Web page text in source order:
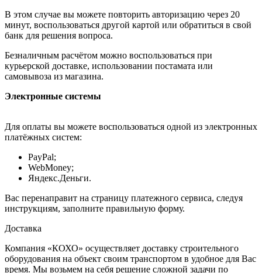
В этом случае вы можете повторить авторизацию через 20
минут, воспользоваться другой картой или обратиться в свой
банк для решения вопроса.
Безналичным расчётом можно воспользоваться при
курьерской доставке, использовании постамата или
самовывоза из магазина.
Электронные системы
Для оплаты вы можете воспользоваться одной из электронных
платёжных систем:
PayPal;
WebMoney;
Яндекс.Деньги.
Вас перенаправит на страницу платежного сервиса, следуя
инструкциям, заполните правильную форму.
Доставка
Компания «КОХО» осуществляет доставку строительного
оборудования на объект своим транспортом в удобное для Вас
время. Мы возьмем на себя решение сложной задачи по